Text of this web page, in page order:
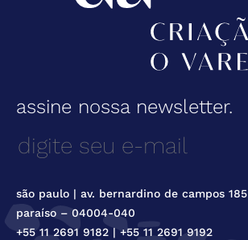
assine nossa newsletter.
são paulo | av. bernardino de campos 185
paraíso – 04004-040
+55 11 2691 9182 | +55 11 2691 9192